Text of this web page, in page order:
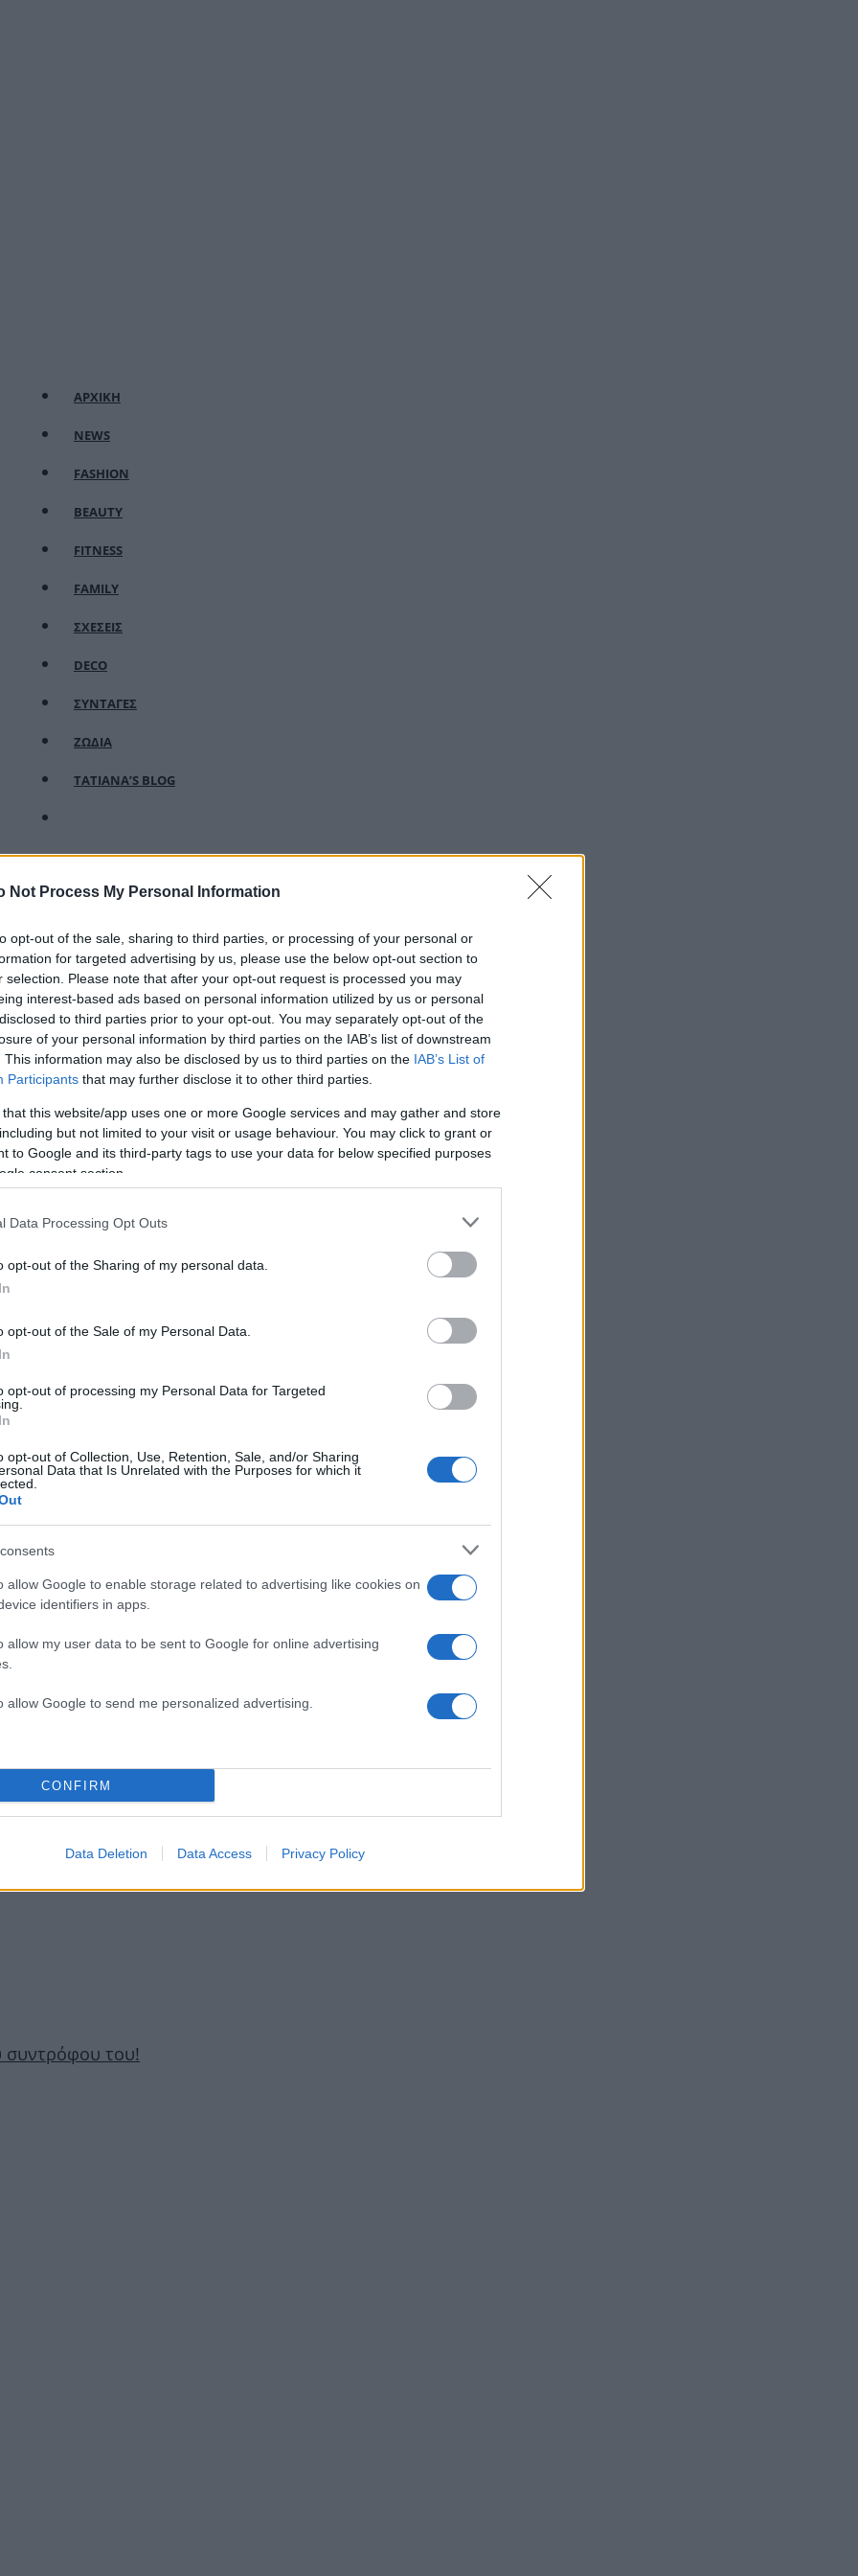
Not Process My Personal Information
opt-out of the sale, sharing to third parties, or processing of your personal or
for targeted advertising by us, please use the below opt-out section to
selection. Please note that after your opt-out request is processed you may
interest-based ads based on personal information utilized by us or personal
to third parties prior to your opt-out. You may separately opt-out of the
of your personal information by third parties on the IAB’s list of downstream
This information may also be disclosed by us to third parties on the IAB’s List of
Participants that may further disclose it to other third parties.
that this website/app uses one or more Google services and may gather and store
but not limited to your visit or usage behaviour. You may click to grant or
to Google and its third-party tags to use your data for below specified purposes
consent section.
Data Processing Opt Outs
opt-out of the Sharing of my personal data.
opt-out of the Sale of my Personal Data.
opt-out of processing my Personal Data for Targeted
opt-out of Collection, Use, Retention, Sale, and/or Sharing
Data that Is Unrelated with the Purposes for which it
allow Google to enable storage related to advertising like cookies on
identifiers in apps.
allow my user data to be sent to Google for online advertising
allow Google to send me personalized advertising.
CONFIRM
Data Deletion Data Access Privacy Policy
ΑΡΧΙΚΗ
NEWS
FASHION
BEAUTY
FITNESS
FAMILY
ΣΧΕΣΕΙΣ
DECO
ΣΥΝΤΑΓΕΣ
ΖΩΔΙΑ
TATIANA’S BLOG
το…πέος του αγάλματος!
γυναίκες παρά γκέι”!
μετά το σκάνδαλο!
συντρόφου του!